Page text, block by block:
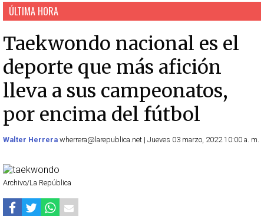
ÚLTIMA HORA
Taekwondo nacional es el
deporte que más afición
lleva a sus campeonatos,
por encima del fútbol
Walter Herrera wherrera@larepublica.net | Jueves 03 marzo, 2022 10:00 a. m.
Archivo/La República